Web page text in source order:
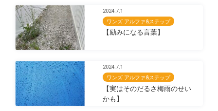
2024.7.1
ワンズ アルファ&ステップ
【励みになる言葉】
2024.7.1
ワンズ アルファ&ステップ
【実はそのだるさ梅雨のせい
かも】